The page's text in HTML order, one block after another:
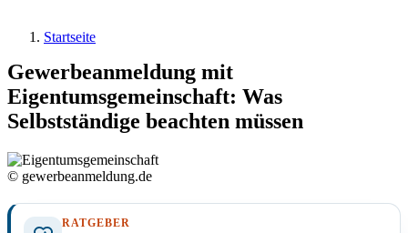
Startseite
Gewerbeanmeldung mit
Eigentumsgemeinschaft: Was
Selbstständige beachten müssen
© gewerbeanmeldung.de
RATGEBER